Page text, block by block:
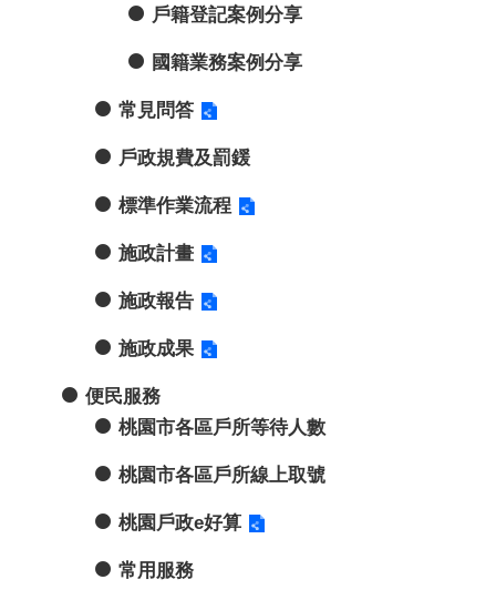
戶籍登記案例分享
國籍業務案例分享
常見問答
戶政規費及罰鍰
標準作業流程
施政計畫
施政報告
施政成果
便民服務
桃園市各區戶所等待人數
桃園市各區戶所線上取號
桃園戶政e好算
常用服務